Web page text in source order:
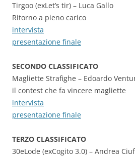
Tirgoo (exLet’s tir) – Luca Gallo
Ritorno a pieno carico
intervista
presentazione finale
SECONDO CLASSIFICATO
Magliette Strafighe – Edoardo
il contest che fa vincere magliette
intervista
presentazione finale
TERZO CLASSIFICATO
30eLode (exCogito 3.0) – Andrea